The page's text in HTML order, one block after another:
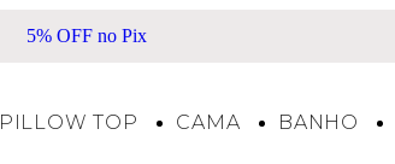
Frete Grátis acima de R$500*
PILLOW TOP CAMA BANHO